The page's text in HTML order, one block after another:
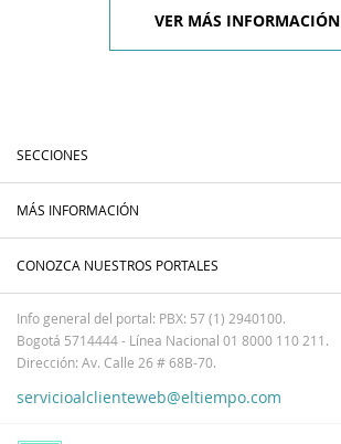
VER MÁS INFORMACIÓN
SECCIONES
MÁS INFORMACIÓN
CONOZCA NUESTROS PORTALES
Info general del portal: PBX: 57 (1) 2940100.
Bogotá 5714444 - Línea Nacional 01 8000 110 211.
Dirección: Av. Calle 26 # 68B-70.
servicioalclienteweb@eltiempo.com